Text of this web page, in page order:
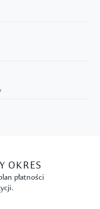
OKRES
płatności